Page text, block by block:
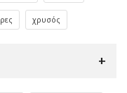
χρυσός